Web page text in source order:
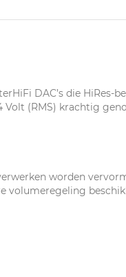
DAC’s die HiRes-
(RMS) krachtig
worden
volumeregeling